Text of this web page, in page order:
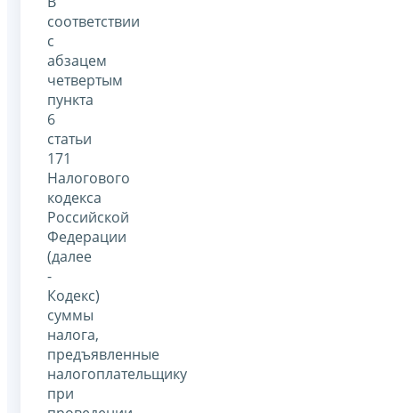
соответствии
с
абзацем
четвертым
пункта
6
статьи
171
Налогового
кодекса
Российской
Федерации
(далее
-
Кодекс)
суммы
налога,
предъявленные
налогоплательщику
при